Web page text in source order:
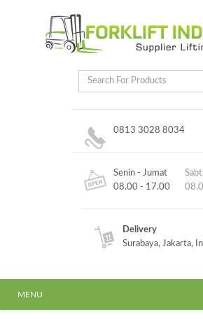
0813 3028 8034
Senin - Jumat
08.00 - 17.00
Delivery
Surabaya, Jakarta,
MENU